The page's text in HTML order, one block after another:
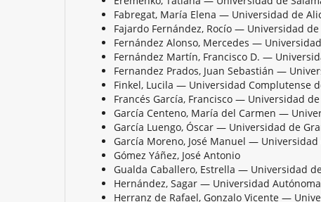
Fabregat, María Elena — Universidad de
Fajardo Fernández, Rocío — Universidad
Fernández Alonso, Mercedes —
Fernández Martín, Francisco D. —
Fernandez Prados, Juan Sebastián —
Finkel, Lucila — Universidad Complutense
Francés García, Francisco — Universidad
García Centeno, María del Carmen —
García Luengo, Óscar — Universidad de
García Moreno, José Manuel —
Gómez Yáñez, José Antonio
Gualda Caballero, Estrella — Universidad
Hernández, Sagar — Universidad
Herranz de Rafael, Gonzalo Vicente —